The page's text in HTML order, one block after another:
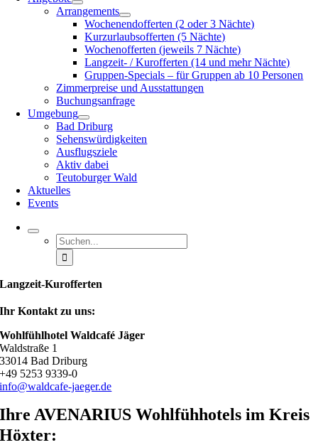
Arrangements
Wochenendofferten (2 oder 3 Nächte)
Kurzurlaubsofferten (5 Nächte)
Wochenofferten (jeweils 7 Nächte)
Langzeit- / Kurofferten (14 und mehr Nächte)
Gruppen-Specials – für Gruppen ab 10 Personen
Zimmerpreise und Ausstattungen
Buchungsanfrage
Umgebung
Bad Driburg
Sehenswürdigkeiten
Ausflugsziele
Aktiv dabei
Teutoburger Wald
Aktuelles
Events
Suche
nach:
Langzeit-Kurofferten
Ihr Kontakt zu uns:
Wohlfühlhotel Waldcafé Jäger
Waldstraße 1
33014 Bad Driburg
+49 5253 9339-0
info@waldcafe-jaeger.de
Ihre AVENARIUS Wohlfühhotels im Kreis
Höxter: